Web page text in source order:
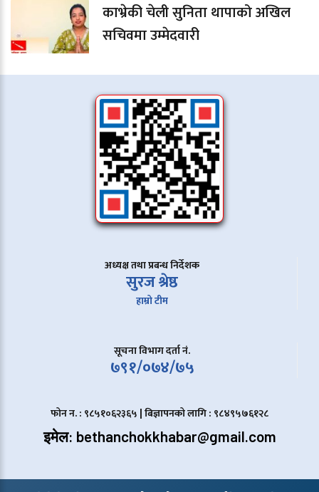
काभ्रेकी चेली सुनिता थापाको अखिल
सचिवमा उम्मेदवारी
अध्यक्ष तथा प्रबन्ध निर्देशक
सुरज श्रेष्ठ
हाम्रो टीम
सूचना विभाग दर्ता नं.
७९१/०७४/७५
फोन न. : ९८५१०६२३६५ | बिज्ञापनको लागि : ९८४९५७६१२८
इमेल: bethanchokkhabar@gmail.com